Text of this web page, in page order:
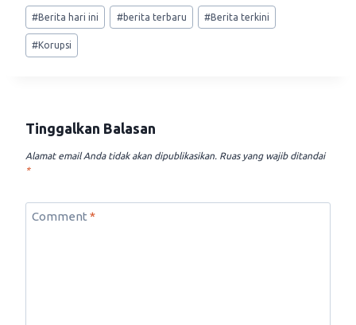
Post
Tags:
#Berita hari ini #berita terbaru #Berita terkini
#Korupsi
Tinggalkan Balasan
Alamat email Anda tidak akan dipublikasikan. Ruas yang wajib ditandai
*
Comment*